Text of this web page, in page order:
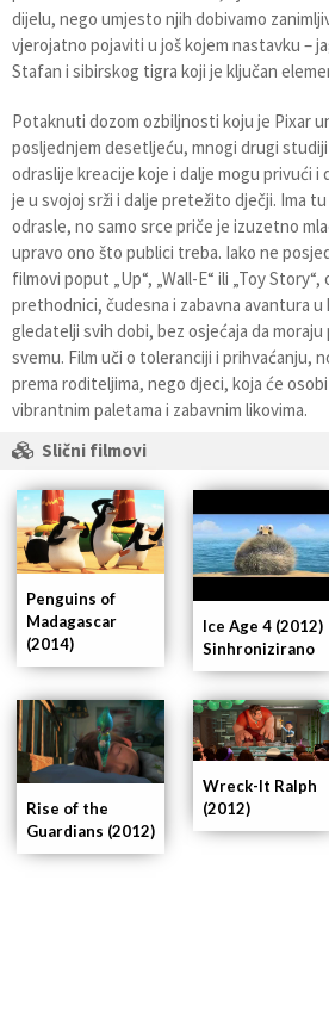
dijelu, nego umjesto njih dobivamo
vjerojatno pojaviti u još kojem nastavku –
Stafan i sibirskog tigra koji je ključan
Potaknuti dozom ozbiljnosti koju je Pixar
posljednjem desetljeću, mnogi drugi
odraslije kreacije koje i dalje mogu privući i
je u svojoj srži i dalje pretežito dječji. Ima
odrasle, no samo srce priče je izuzetno
upravo ono što publici treba. Iako ne
filmovi poput „Up“, „Wall-E“ ili „Toy
prethodnici, čudesna i zabavna avantura u
gledatelji svih dobi, bez osjećaja da
svemu. Film uči o toleranciji i prihvaćanju,
prema roditeljima, nego djeci, koja će
vibrantnim paletama i zabavnim likovima.
Slični filmovi
Penguins of
Madagascar
(2014)
Wreck-It Ralph
(2012)
Rise of the
Guardians (2012)
Ice Age 4 (2012)
Sinhronizirano